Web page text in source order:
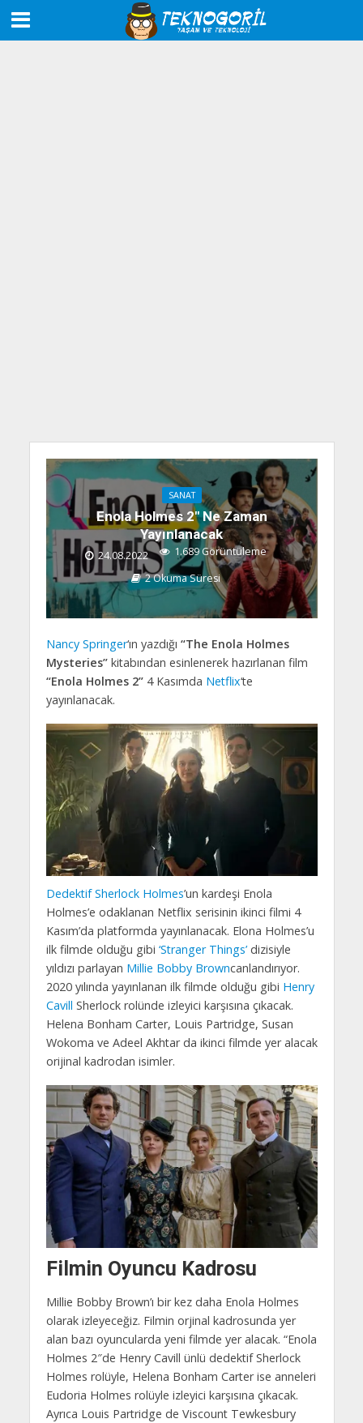
SANAT
Enola Holmes 2″ Ne Zaman
Yayınlanacak
24.08.2022
1.689 Görüntüleme
2 Okuma Süresi
Nancy Springer‘ın yazdığı “The Enola Holmes
Mysteries”kitabından esinlenerek hazırlanan film
“Enola Holmes 2”4 Kasımda Netflix‘te
yayınlanacak.
Dedektif Sherlock Holmes’un kardeşi Enola
Holmes’e odaklanan Netflix serisinin ikinci filmi 4
Kasım’da platformda yayınlanacak. Elona Holmes’u
ilk filmde olduğu gibi ‘Stranger Things’dizisiyle
yıldızı parlayan Millie Bobby Browncanlandırıyor.
2020 yılında yayınlanan ilk filmde olduğu gibi Henry
Cavill Sherlock rolünde izleyici karşısına çıkacak.
Helena Bonham Carter, Louis Partridge, Susan
Wokoma ve Adeel Akhtar da ikinci filmde yer alacak
orijinal kadrodan isimler.
Filmin Oyuncu Kadrosu
Millie Bobby Brown’ı bir kez daha Enola Holmes
olarak izleyeceğiz. Filmin orjinal kadrosunda yer
alan bazı oyuncularda yeni filmde yer alacak. “Enola
Holmes 2″de Henry Cavill ünlü dedektif Sherlock
Holmes rolüyle, Helena Bonham Carter ise anneleri
Eudoria Holmes rolüyle izleyici karşısına çıkacak.
Ayrıca Louis Partridge de Viscount Tewkesbury